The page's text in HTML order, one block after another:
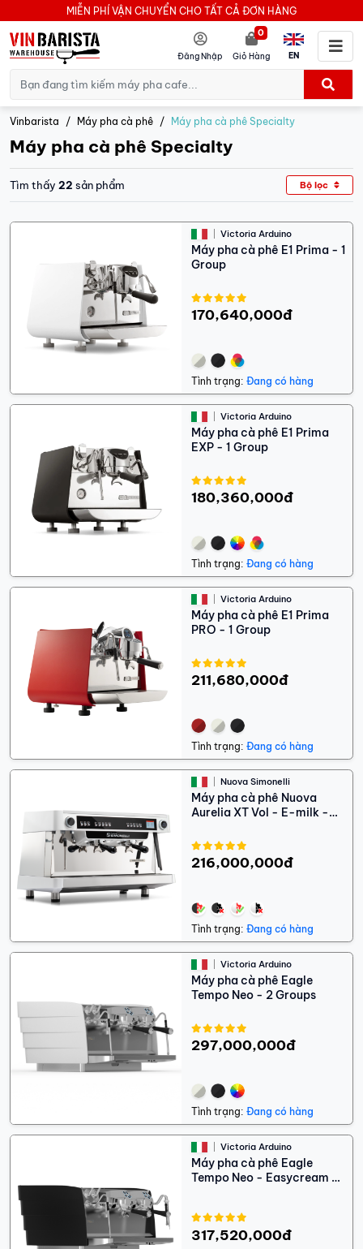
MIỄN PHÍ VẬN CHUYỂN CHO TẤT CẢ ĐƠN HÀNG
Đăng Nhập Giỏ Hàng
0
EN
Vinbarista Máy pha cà phê Máy pha cà phê Specialty
Máy pha cà phê Specialty
Tìm thấy 22 sản phẩm Bộ lọc
Victoria Arduino
Máy pha cà phê E1 Prima - 1
Group
170,640,000đ
Tình trạng: Đang có hàng
Victoria Arduino
Máy pha cà phê E1 Prima
EXP - 1 Group
180,360,000đ
Tình trạng: Đang có hàng
Victoria Arduino
Máy pha cà phê E1 Prima
PRO - 1 Group
211,680,000đ
Tình trạng: Đang có hàng
Nuova Simonelli
Máy pha cà phê Nuova
Aurelia XT Vol - E-milk -
216,000,000đ
Tình trạng: Đang có hàng
Victoria Arduino
Máy pha cà phê Eagle
Tempo Neo - 2 Groups
297,000,000đ
Tình trạng: Đang có hàng
Victoria Arduino
Máy pha cà phê Eagle
Tempo Neo - Easycream -
317,520,000đ